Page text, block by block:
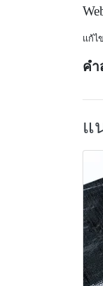
แก้ไ
ค
แ